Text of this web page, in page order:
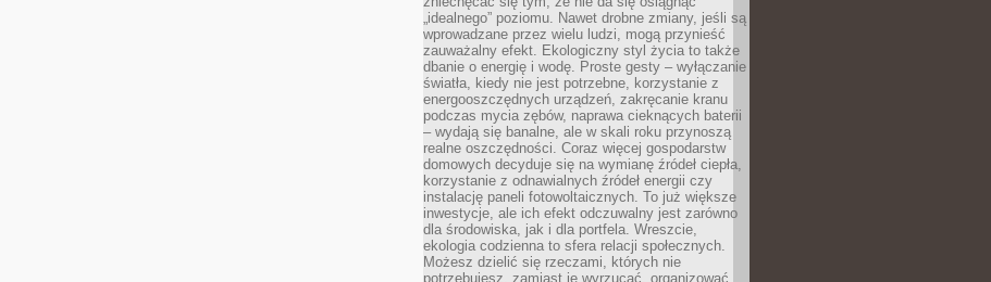
„idealnego” poziomu. Nawet drobne zmiany, jeśli są
wprowadzane przez wielu ludzi, mogą przynieść
zauważalny efekt. Ekologiczny styl życia to także
dbanie o energię i wodę. Proste gesty – wyłączanie
światła, kiedy nie jest potrzebne, korzystanie z
energooszczędnych urządzeń, zakręcanie kranu
podczas mycia zębów, naprawa cieknących baterii
– wydają się banalne, ale w skali roku przynoszą
realne oszczędności. Coraz więcej gospodarstw
domowych decyduje się na wymianę źródeł ciepła,
korzystanie z odnawialnych źródeł energii czy
instalację paneli fotowoltaicznych. To już większe
inwestycje, ale ich efekt odczuwalny jest zarówno
dla środowiska, jak i dla portfela. Wreszcie,
ekologia codzienna to sfera relacji społecznych.
Możesz dzielić się rzeczami, których nie
potrzebujesz, zamiast je wyrzucać, organizować